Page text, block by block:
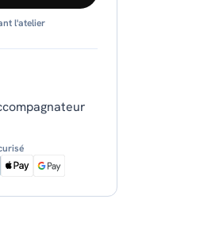
l'atelier